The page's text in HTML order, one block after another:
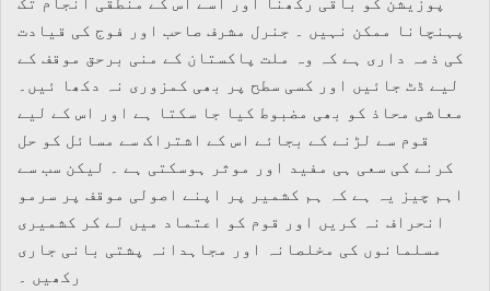
پہنچانا ممکن نہیں ۔ جنرل مشرف صاحب اور فوج کی قیادت
کی ذمہ داری ہے کہ وہ ملت پاکستان کے منی برحق موقف کے
لیے ڈٹ جائیں اور کسی سطح پر بھی کمزوری نہ دکھا ئیں۔
معاشی محاذ کو بھی مضبوط کیا جا سکتا ہے اور اس کے لیے
قوم سے لڑنے کے بجائے اس کے اشتراک سے مسائل کو حل
کرنے کی سعی ہی مفید اور موثر ہوسکتی ہے ۔ لیکن سب سے
اہم چیز یہ ہے کہ ہم کشمیر پر اپنے اصولی موقف پر سرمو
انحراف نہ کریں اور قوم کو اعتماد میں لے کر کشمیری
مسلمانوں کی مخلصانہ اور مجاہدانہ پشتی بانی جاری
رکھیں ۔